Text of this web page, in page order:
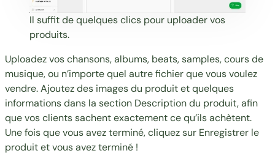
Il suffit de quelques clics pour uploader vos
produits.
Uploadez vos chansons, albums, beats, samples, cours de
musique, ou n’importe quel autre fichier que vous voulez
vendre. Ajoutez des images du produit et quelques
informations dans la section Description du produit, afin
que vos clients sachent exactement ce qu’ils achètent.
Une fois que vous avez terminé, cliquez sur Enregistrer le
produit et vous avez terminé !